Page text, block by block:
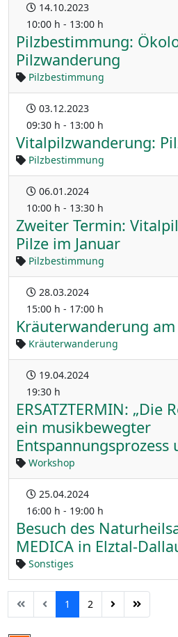
14.10.2023
10:00 h - 13:00 h
Pilzbestimmung:
Pilzwanderung
Pilzbestimmung
03.12.2023
09:30 h - 13:00 h
Vitalpilzwanderung:
Pilzbestimmung
06.01.2024
10:00 h - 13:30 h
Zweiter Termin:
Pilze im Januar
Pilzbestimmung
28.03.2024
15:00 h - 17:00 h
Kräuterwanderung
Kräuterwanderung
19.04.2024
19:30 h
ERSATZTERMIN: „Die
ein musikbewegter
Entspannungsprozess
Workshop
25.04.2024
16:00 h - 19:00 h
Besuch des
MEDICA in Elztal-
Sonstiges
1 2